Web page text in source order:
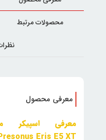
محصولات مرتبط
معرفی محصول
معرفی اسپیکر
Eris E5 XT